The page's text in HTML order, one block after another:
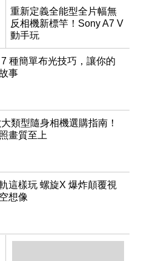
重新定義全能型全片幅無
反相機新標竿！Sony A7 V
動手玩
種簡單布光技巧，讓你的
事
類型隨身相機選購指南！
畫質至上
這樣玩 螺旋X 爆炸顛覆視
想像